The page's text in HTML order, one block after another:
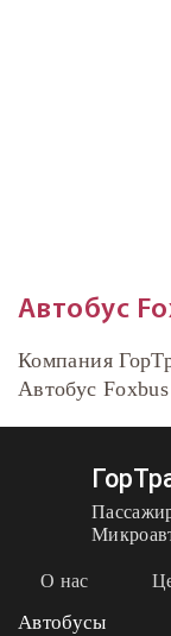
Автобус
Компания
Автобус
О нас
Автобусы